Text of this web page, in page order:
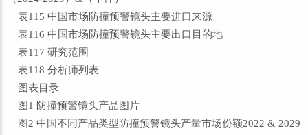
表115 中国市场防撞预警镜头主要进口来源
表116 中国市场防撞预警镜头主要出口目的地
表117 研究范围
表118 分析师列表
图表目录
图1 防撞预警镜头产品图片
图2 中国不同产品类型防撞预警镜头产量市场份额2022 & 2029